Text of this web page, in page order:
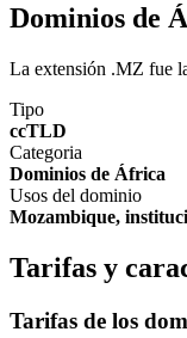
Dominios de
La extensión .MZ fue
Tipo
ccTLD
Categoria
Dominios de África
Usos del dominio
Mozambique,
Tarifas y
Tarifas de los